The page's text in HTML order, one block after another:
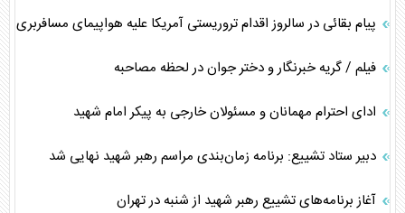
پیام بقائی در سالروز اقدام تروریستی آمریکا علیه هواپیمای مسافربری
فیلم / گریه خبرنگار و دختر جوان در لحظه مصاحبه
ادای احترام مهمانان و مسئولان خارجی به پیکر امام شهید
دبیر ستاد تشییع: برنامه زمان‌بندی مراسم رهبر شهید نهایی شد
آغاز برنامه‌های تشییع رهبر شهید از شنبه در تهران